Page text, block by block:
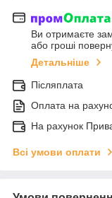
Ви отримаєте
або гроші
Детальніше
Післяплата
Оплата на
На рахунок
Всі умови оплати